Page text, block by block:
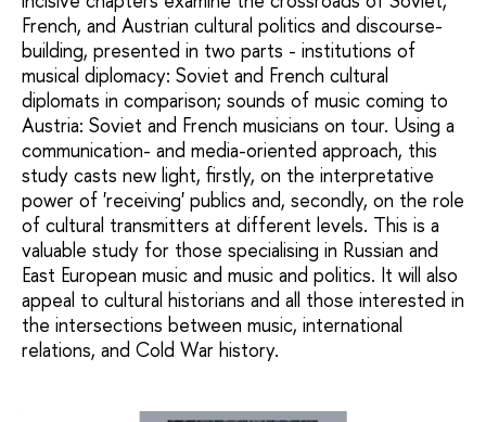
French, and Austrian cultural politics and discourse-
building, presented in two parts - institutions of
musical diplomacy: Soviet and French cultural
diplomats in comparison; sounds of music coming to
Austria: Soviet and French musicians on tour. Using a
communication- and media-oriented approach, this
study casts new light, firstly, on the interpretative
power of 'receiving' publics and, secondly, on the role
of cultural transmitters at different levels. This is a
valuable study for those specialising in Russian and
East European music and music and politics. It will also
appeal to cultural historians and all those interested in
the intersections between music, international
relations, and Cold War history.